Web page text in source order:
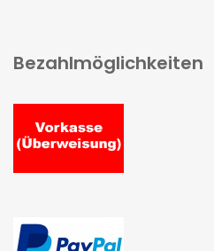
Bezahlmöglichkeiten